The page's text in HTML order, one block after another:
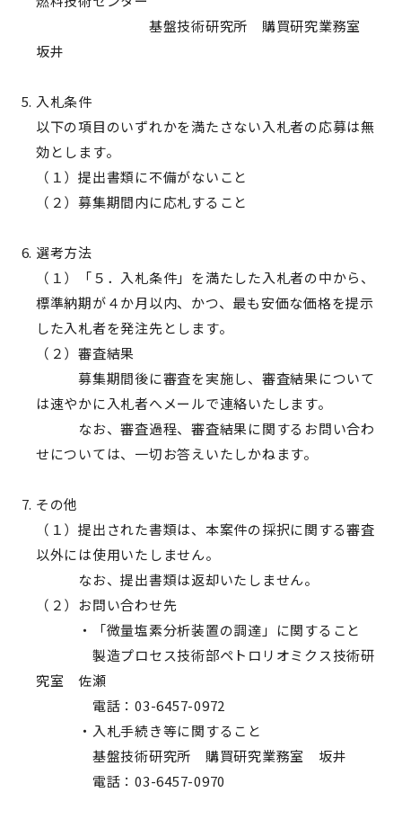
基盤技術研究所 購買研究業務室
坂井
入札条件
以下の項目のいずれかを満たさない入札者の応募は無
効とします。
（１）提出書類に不備がないこと
（２）募集期間内に応札すること
選考方法
（１）「５．入札条件」を満たした入札者の中から、
標準納期が４か月以内、かつ、最も安価な価格を提示
した入札者を発注先とします。
（２）審査結果
募集期間後に審査を実施し、審査結果について
は速やかに入札者へメールで連絡いたします。
なお、審査過程、審査結果に関するお問い合わ
せについては、一切お答えいたしかねます。
その他
（１）提出された書類は、本案件の採択に関する審査
以外には使用いたしません。
なお、提出書類は返却いたしません。
（２）お問い合わせ先
・「微量塩素分析装置の調達」に関すること
製造プロセス技術部ペトロリオミクス技術研
究室 佐瀬
電話：03-6457-0972
・入札手続き等に関すること
基盤技術研究所 購買研究業務室 坂井
電話：03-6457-0970